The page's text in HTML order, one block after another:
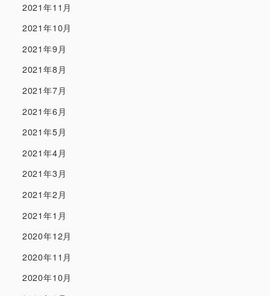
2021年11月
2021年10月
2021年9月
2021年8月
2021年7月
2021年6月
2021年5月
2021年4月
2021年3月
2021年2月
2021年1月
2020年12月
2020年11月
2020年10月